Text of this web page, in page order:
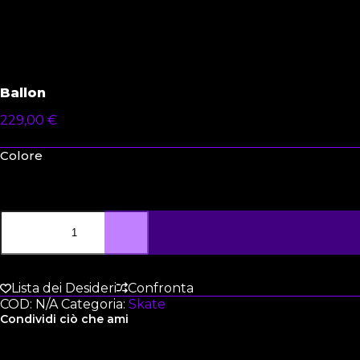
Ballon
229,00 €
Colore
Lista dei Desideri
Confronta
COD: N/A Categoria: Skate
Condividi ciò che ami